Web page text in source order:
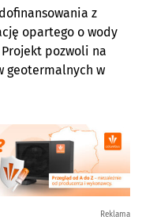
z
opartego o wody
pozwoli na
geotermalnych w
Reklama